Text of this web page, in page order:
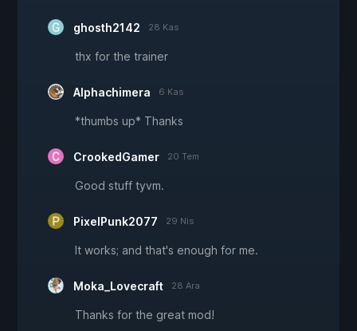
ghosth2142 28 Kas
thx for the trainer
Alphachimera 6 Kas
*thumbs up* Thanks
CrookedGamer 20 Tem
Good stuff tyvm.
PixelPunk2077 29 Nis
It works; and that's enough for me.
Moka_Lovecraft 28 Ara
Thanks for the great mod!